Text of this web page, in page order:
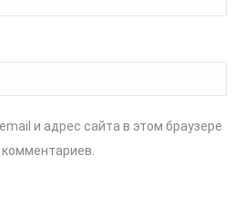
и адрес сайта в этом браузере